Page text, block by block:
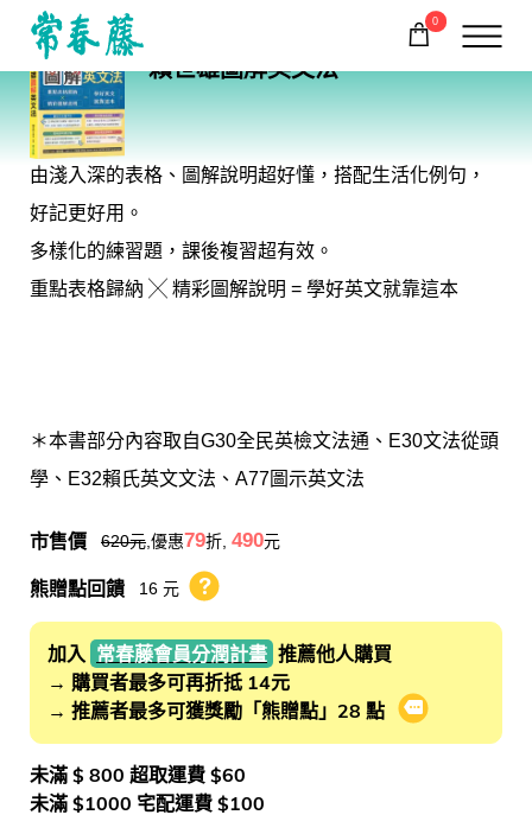
回常春藤首頁
0
購物車
賴世雄圖解英文法
由淺入深的表格、圖解說明超好懂，搭配生活化例句，
好記更好用。
多樣化的練習題，課後複習超有效。
重點表格歸納 ╳ 精彩圖解說明 = 學好英文就靠這本
＊本書部分內容取自G30全民英檢文法通、E30文法從頭
學、E32賴氏英文文法、A77圖示英文法
市售價 620元 ,優惠79折, 490元
熊贈點回饋 16 元 熊贈點回饋辦法
加入 常春藤會員分潤計畫 推薦他人購買
→ 購買者最多可再折抵 14元
→ 推薦者最多可獲獎勵「熊贈點」28 點
會員推薦分潤
未滿 $ 800 超取運費 $60
未滿 $1000 宅配運費 $100